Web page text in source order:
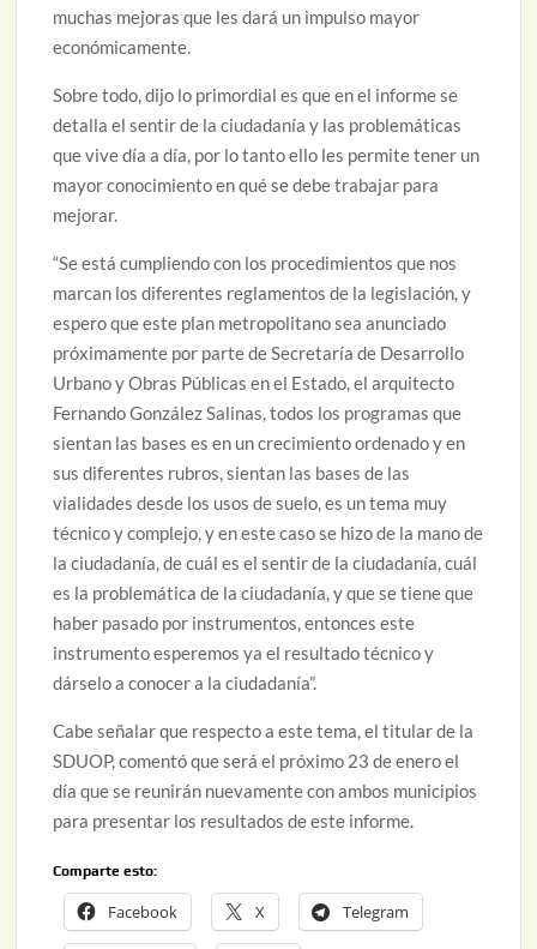
muchas mejoras que les dará un impulso mayor
económicamente.
Sobre todo, dijo lo primordial es que en el informe se
detalla el sentir de la ciudadanía y las problemáticas
que vive día a día, por lo tanto ello les permite tener un
mayor conocimiento en qué se debe trabajar para
mejorar.
“Se está cumpliendo con los procedimientos que nos
marcan los diferentes reglamentos de la legislación, y
espero que este plan metropolitano sea anunciado
próximamente por parte de Secretaría de Desarrollo
Urbano y Obras Públicas en el Estado, el arquitecto
Fernando González Salinas, todos los programas que
sientan las bases es en un crecimiento ordenado y en
sus diferentes rubros, sientan las bases de las
vialidades desde los usos de suelo, es un tema muy
técnico y complejo, y en este caso se hizo de la mano de
la ciudadanía, de cuál es el sentir de la ciudadanía, cuál
es la problemática de la ciudadanía, y que se tiene que
haber pasado por instrumentos, entonces este
instrumento esperemos ya el resultado técnico y
dárselo a conocer a la ciudadanía”.
Cabe señalar que respecto a este tema, el titular de la
SDUOP, comentó que será el próximo 23 de enero el
día que se reunirán nuevamente con ambos municipios
para presentar los resultados de este informe.
Comparte esto:
Facebook X Telegram